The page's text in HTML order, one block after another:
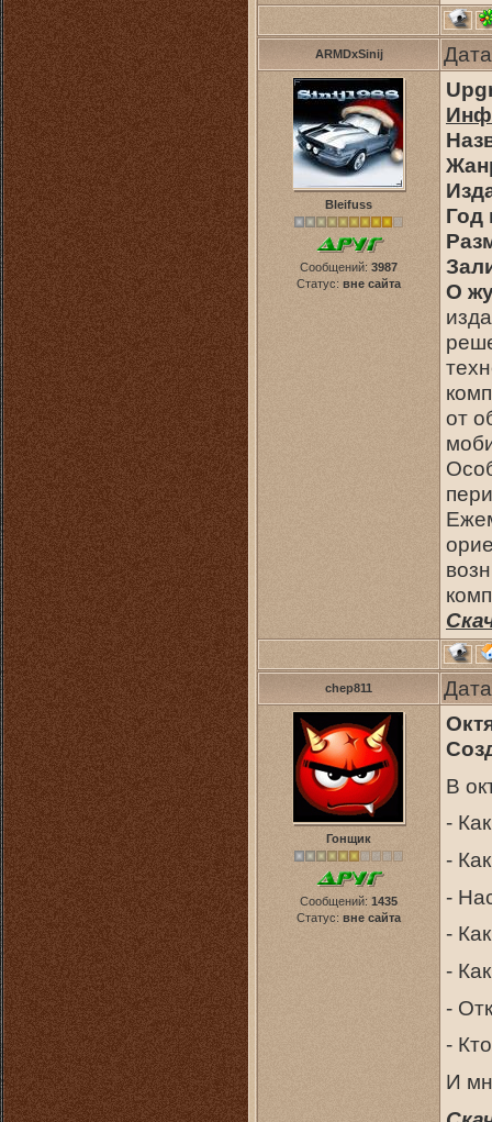
ARMDxSinij
Bleifuss
Сообщений: 3987
Статус: вне сайта
Год
О
от
chep811
Гонщик
Сообщений: 1435
Статус: вне сайта
В
-
-
-
-
-
-
-
И